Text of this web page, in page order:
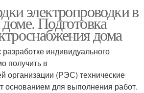
электропроводки в
Подготовка
дома
индивидуального
получить в
организации (РЭС) технические
основанием для выполнения работ.